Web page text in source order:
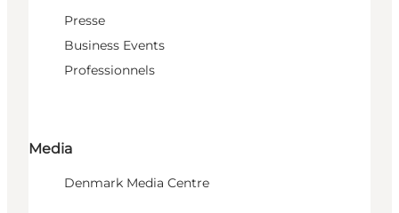
Presse
Business Events
Professionnels
Media
Denmark Media Centre